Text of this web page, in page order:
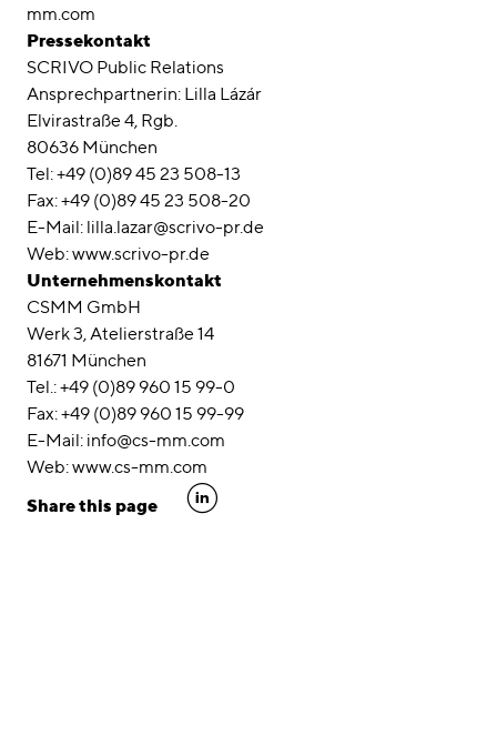
mm.com
Pressekontakt
SCRIVO Public Relations
Ansprechpartnerin: Lilla Lázár
Elvirastraße 4, Rgb.
80636 München
Tel: +49 (0)89 45 23 508-13
Fax: +49 (0)89 45 23 508-20
E-Mail: lilla.lazar@scrivo-pr.de
Web: www.scrivo-pr.de
Unternehmenskontakt
CSMM GmbH
Werk 3, Atelierstraße 14
81671 München
Tel.: +49 (0)89 960 15 99-0
Fax: +49 (0)89 960 15 99-99
E-Mail: info@cs-mm.com
Web: www.cs-mm.com
Share this page
linkedin